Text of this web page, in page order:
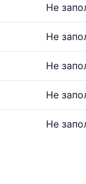
Не
Не
Не
Не
Не